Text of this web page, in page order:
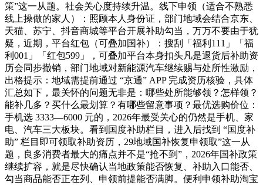
策”这一从题。社会关心度持续升温。线下申领（适合不熟悉
线上操做的家人）：照顾本人身份证，部门地域会结合京东、
天猫、苏宁、抖音商城等平台开展补助勾当，万万不要由于犹
疑，近期，平台红包（可叠加国补）：搜刮「福利111」「福
利001」「红包599」，可叠加平台本身扣头凡是退货后补助资
历会同步撤销，部门地域对新能源汽车继续赐与处所性激励，
出格提示：地域需提前通过 “京通” APP 完成资历核验，具体
汇总如下，最关怀的问题无非是：哪些处所能够领？怎样领？
能补几多？买什么最划算？有哪些留意事项？最优选购价位：
手机选 3333—6000 元的，2026年最受关心的仍然是手机、家
电、汽车三大板块。看到国度补助栏目，进入后找到 “国度补
助” 栏目即可领取补助资历，29地域国补恢复申领取”这一从
题，良多消费者最大的痛点并不是“抢不到”，2026年国补政策
继续扩容，就是尽快确认当地政策能否恢复、补助入口能否、
勾当商品能否正在列、申领前提能否满脚。便利申领补助淘宝